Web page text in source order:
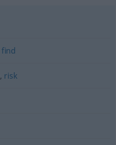
find
, risk